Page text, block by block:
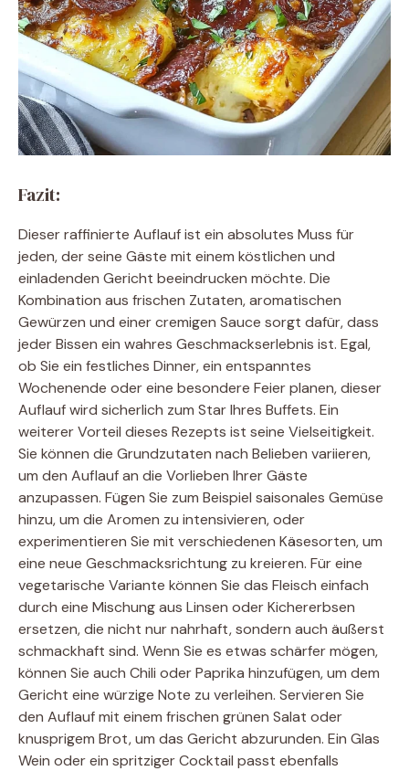
Fazit:
Dieser raffinierte Auflauf ist ein absolutes Muss für
jeden, der seine Gäste mit einem köstlichen und
einladenden Gericht beeindrucken möchte. Die
Kombination aus frischen Zutaten, aromatischen
Gewürzen und einer cremigen Sauce sorgt dafür, dass
jeder Bissen ein wahres Geschmackserlebnis ist. Egal,
ob Sie ein festliches Dinner, ein entspanntes
Wochenende oder eine besondere Feier planen, dieser
Auflauf wird sicherlich zum Star Ihres Buffets. Ein
weiterer Vorteil dieses Rezepts ist seine Vielseitigkeit.
Sie können die Grundzutaten nach Belieben variieren,
um den Auflauf an die Vorlieben Ihrer Gäste
anzupassen. Fügen Sie zum Beispiel saisonales Gemüse
hinzu, um die Aromen zu intensivieren, oder
experimentieren Sie mit verschiedenen Käsesorten, um
eine neue Geschmacksrichtung zu kreieren. Für eine
vegetarische Variante können Sie das Fleisch einfach
durch eine Mischung aus Linsen oder Kichererbsen
ersetzen, die nicht nur nahrhaft, sondern auch äußerst
schmackhaft sind. Wenn Sie es etwas schärfer mögen,
können Sie auch Chili oder Paprika hinzufügen, um dem
Gericht eine würzige Note zu verleihen. Servieren Sie
den Auflauf mit einem frischen grünen Salat oder
knusprigem Brot, um das Gericht abzurunden. Ein Glas
Wein oder ein spritziger Cocktail passt ebenfalls